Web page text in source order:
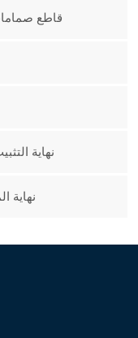
قاطع
نهاية
نهاية